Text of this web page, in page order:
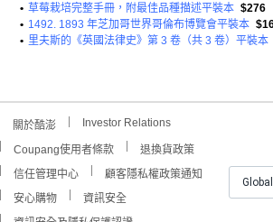
• 草莓栽培完整手冊，附最佳品種描述平裝本 $276
• 1492. 1893 年芝加哥世界哥倫布博覽會平裝本
• 里夫斯的《英國法律史》第 3 卷（共 3 卷）平裝本
關於酷澎 Investor Relations
Coupang使用者條款
退換貨政策
信任管理中心
顧客隱私權政策通知
安心購物
資訊安全